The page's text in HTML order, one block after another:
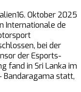
Oktober 2025
Internationale de
bei der
der Esports-
fand in Sri Lanka im
Bandaragama statt,